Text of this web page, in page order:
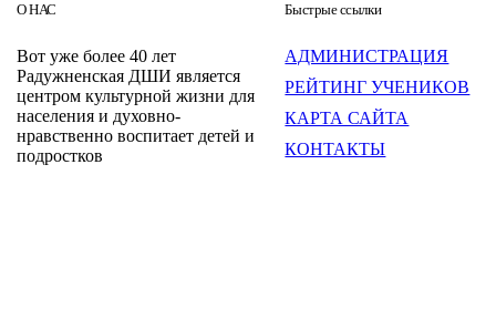
О НАС
Вот уже более 40 лет
Радужненская ДШИ является
центром культурной жизни для
населения и духовно-
нравственно воспитает детей и
подростков
Быстрые ссылки
АДМИНИСТРАЦИЯ
РЕЙТИНГ УЧЕНИКОВ
КАРТА САЙТА
КОНТАКТЫ